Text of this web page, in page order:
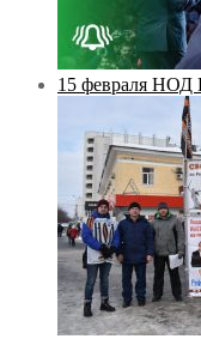
15 февраля НОД